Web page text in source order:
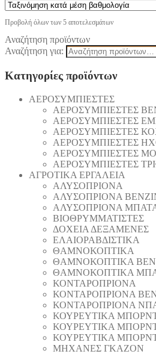
Προβολή όλων των 5 αποτελεσμάτων
Αναζήτηση προϊόντων
Αναζήτηση για:
Κατηγορίες προϊόντων
AEΡΟΣΥΜΠΙΕΣΤΕΣ
AEΡΟΣΥΜΠΙΕΣΤΕΣ
AEΡΟΣΥΜΠΙΕΣΤΕΣ
AEΡΟΣΥΜΠΙΕΣΤΕΣ
ΑΕΡΟΣΥΜΠΙΕΣΤΕΣ
ΑΕΡΟΣΥΜΠΙΕΣΤΕΣ
ΑΕΡΟΣΥΜΠΙΕΣΤΕΣ
ΑΓΡΟΤΙΚΑ ΕΡΓΑΛΕΙΑ
AΛΥΣΟΠΡΙΟΝΑ
AΛΥΣΟΠΡΙΟΝΑ
AΛΥΣΟΠΡΙΟΝΑ
ΒΙΟΘΡΥΜΜΑΤΙΣΤΕΣ
ΔΟΧΕΙΑ ΔΕΞΑΜΕΝΕΣ
ΕΛΑΙΟΡΑΒΔΙΣΤΙΚΑ
ΘAΜΝΟΚΟΠΤΙΚΑ
ΘAΜΝΟΚΟΠΤΙΚΑ
ΘAΜΝΟΚΟΠΤΙΚΑ
ΚΟΝΤΑΡΟΠΡΙΟΝΑ
ΚΟΝΤΑΡΟΠΡΙΟΝΑ
ΚΟΝΤΑΡΟΠΡΙΟΝΑ
ΚΟΥΡΕΥΤΙΚΑ
ΚΟΥΡΕΥΤΙΚΑ
ΚΟΥΡΕΥΤΙΚΑ
ΜΗΧΑΝΕΣ ΓΚΑΖΟΝ